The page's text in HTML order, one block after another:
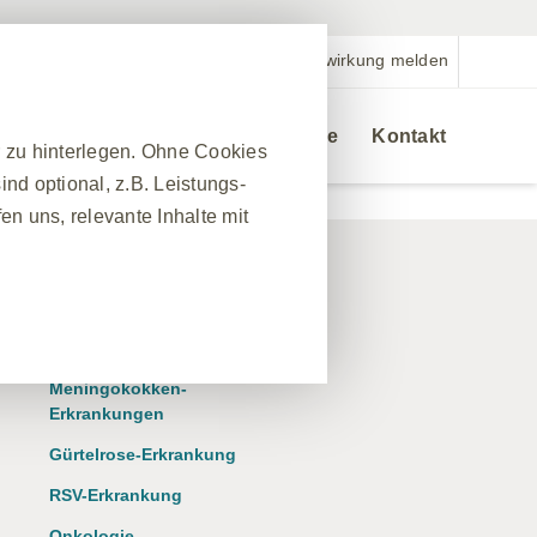
Nebenwirkung melden
Bestellservice Kontakt
Meningokokken-
Erkrankungen
Gürtelrose-Erkrankung
RSV-Erkrankung
hinterlegen. Ohne Cookies
optional, z.B. Leistungs-
uns, relevante Inhalte mit
Website-Besuchs zu
Darüber hinaus
nach Diensten
einige Teile der Website